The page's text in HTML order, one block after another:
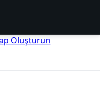
Oluşturun